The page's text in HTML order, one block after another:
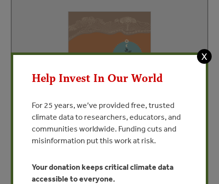
Mercados de Carbono y REDD+
Por Pablo Pacheco y Melissa Panhol
X
Help Invest In Our World
For 25 years, we’ve provided free, trusted
climate data to researchers, educators, and
communities worldwide. Funding cuts and
misinformation put this work at risk.
Your donation keeps critical climate data
accessible to everyone.